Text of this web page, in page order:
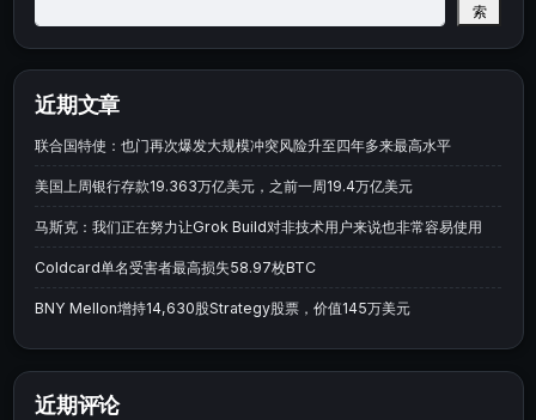
索
近期文章
联合国特使：也门再次爆发大规模冲突风险升至四年多来最高水平
美国上周银行存款19.363万亿美元，之前一周19.4万亿美元
马斯克：我们正在努力让Grok Build对非技术用户来说也非常容易使用
Coldcard单名受害者最高损失58.97枚BTC
BNY Mellon增持14,630股Strategy股票，价值145万美元
近期评论